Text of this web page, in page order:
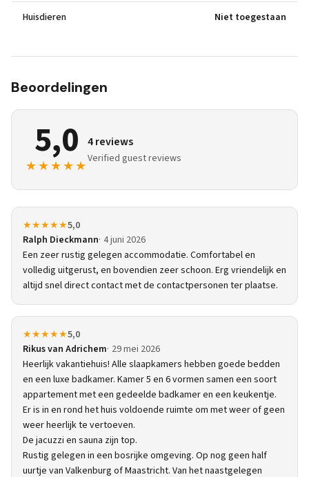
Huisdieren Niet toegestaan
Beoordelingen
5,0
★★★★★
4 reviews
Verified guest reviews
★★★★★5,0
Ralph Dieckmann 4 juni 2026
Een zeer rustig gelegen accommodatie. Comfortabel en
volledig uitgerust, en bovendien zeer schoon. Erg vriendelijk en
altijd snel direct contact met de contactpersonen ter plaatse.
★★★★★5,0
Rikus van Adrichem 29 mei 2026
Heerlijk vakantiehuis! Alle slaapkamers hebben goede bedden
en een luxe badkamer. Kamer 5 en 6 vormen samen een soort
appartement met een gedeelde badkamer en een keukentje.
Er is in en rond het huis voldoende ruimte om met weer of geen
weer heerlijk te vertoeven.
De jacuzzi en sauna zijn top.
Rustig gelegen in een bosrijke omgeving. Op nog geen half
uurtje van Valkenburg of Maastricht. Van het naastgelegen